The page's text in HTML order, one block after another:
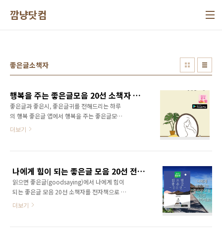
깜냥닷컴
좋은글소책자
행복을 주는 좋은글모음 20선 소책자 전자책으로 받아가세요
좋은글과 좋은시, 좋은글귀를 전해드리는 하루
의 행복 좋은글 앱에서 행복을 주는 좋은글모음
20선 소책자를 제작해서 PDF 전자책으로 배포
의 행복 앱을 먼저 설치하셔야 다운로드 받으실
수 있습니다. 하루의 행복 앱은 100% 무료로 이
용하실 수 있는 앱이니 다운로드 받아 설치하는
데 돈이 전혀 들지 않습니다. 하루의 행복 앱은
시거나 '좋은글', '좋은글모음'을 검색하시면 쉽
더보기
나에게 힘이 되는 좋은글 모음 20선 전자책 받아가세요
읽으면 좋은글(goodsaying)에서 나에게 힘이
되는 좋은글 모음 20선 소책자를 전자책으로 제
작하여 배포합니다. 좋은글 모음 소책자는 PDF
더보기